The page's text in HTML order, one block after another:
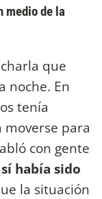
medio de la
que
noche. En
tenía
moverse para
con gente
había sido
la situación